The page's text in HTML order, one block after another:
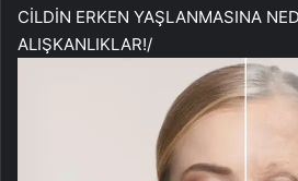
CİLDİN ERKEN YAŞLANMASINA
ALIŞKANLIKLAR!/